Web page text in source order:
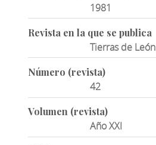
1981
Revista en la que se publica
Tierras de León
Número (revista)
42
Volumen (revista)
Año XXI